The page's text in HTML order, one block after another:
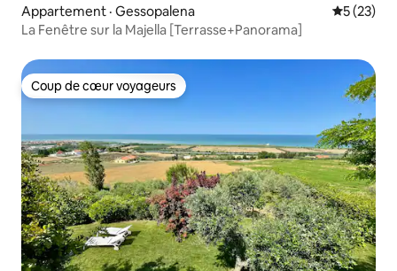
Appartement · Gessopalena Note
5 (23)
La Fenêtre sur la Majella [Terrasse+Panorama]
Coup de cœur voyageurs
Coup de cœur voyageurs